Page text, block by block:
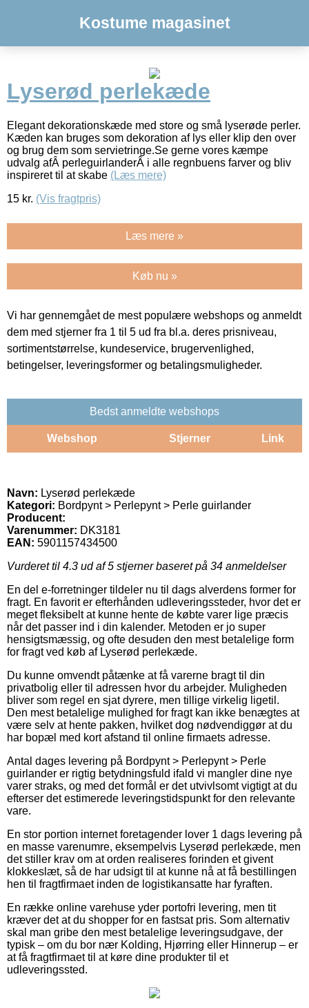
Kostume magasinet
Lyserød perlekæde
Elegant dekorationskæde med store og små lyserøde perler.
Kæden kan bruges som dekoration af lys eller klip den over
og brug dem som servietringe.Se gerne vores kæmpe
udvalg afÂ perleguirlanderÂ i alle regnbuens farver og bliv
inspireret til at skabe (Læs mere)
15 kr. (Vis fragtpris)
Læs mere »
Køb nu »
Vi har gennemgået de mest populære webshops og anmeldt
dem med stjerner fra 1 til 5 ud fra bl.a. deres prisniveau,
sortimentstørrelse, kundeservice, brugervenlighed,
betingelser, leveringsformer og betalingsmuligheder.
Bedst anmeldte webshops
Webshop Stjerner Link
Navn: Lyserød perlekæde
Kategori: Bordpynt > Perlepynt > Perle guirlander
Producent:
Varenummer: DK3181
EAN: 5901157434500
Vurderet til 4.3 ud af 5 stjerner baseret på 34 anmeldelser
En del e-forretninger tildeler nu til dags alverdens former for
fragt. En favorit er efterhånden udleveringssteder, hvor det er
meget fleksibelt at kunne hente de købte varer lige præcis
når det passer ind i din kalender. Metoden er jo super
hensigtsmæssig, og ofte desuden den mest betalelige form
for fragt ved køb af Lyserød perlekæde.
Du kunne omvendt påtænke at få varerne bragt til din
privatbolig eller til adressen hvor du arbejder. Muligheden
bliver som regel en sjat dyrere, men tillige virkelig ligetil.
Den mest betalelige mulighed for fragt kan ikke benægtes at
være selv at hente pakken, hvilket dog nødvendiggør at du
har bopæl med kort afstand til online firmaets adresse.
Antal dages levering på Bordpynt > Perlepynt > Perle
guirlander er rigtig betydningsfuld ifald vi mangler dine nye
varer straks, og med det formål er det utvivlsomt vigtigt at du
efterser det estimerede leveringstidspunkt for den relevante
vare.
En stor portion internet foretagender lover 1 dags levering på
en masse varenumre, eksempelvis Lyserød perlekæde, men
det stiller krav om at orden realiseres forinden et givent
klokkeslæt, så de har udsigt til at kunne nå at få bestillingen
hen til fragtfirmaet inden de logistikansatte har fyraften.
En række online varehuse yder portofri levering, men tit
kræver det at du shopper for en fastsat pris. Som alternativ
skal man gribe den mest betalelige leveringsudgave, der
typisk – om du bor nær Kolding, Hjørring eller Hinnerup – er
at få fragtfirmaet til at køre dine produkter til et
udleveringssted.